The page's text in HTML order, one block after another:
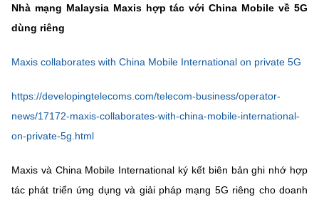
Nhà mạng Malaysia Maxis hợp tác với China Mobile về 5G
dùng riêng
Maxis collaborates with China Mobile International on private 5G
https://developingtelecoms.com/telecom-business/operator-
news/17172-maxis-collaborates-with-china-mobile-international-
on-private-5g.html
Maxis và China Mobile International ký kết biên bản ghi nhớ hợp
tác phát triển ứng dụng và giải pháp mạng 5G riêng cho doanh